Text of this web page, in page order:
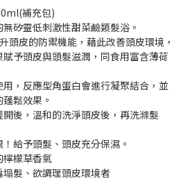
補充包)
矽靈低刺激性甜菜鹼類髮浴。
頭皮的防禦機能，藉此改善頭皮環境，
予頭皮與頭髮滋潤，同食用富含薄荷
，反應型角蛋白會進行凝聚結合，並
鬆效果。
開後，溫和的洗淨頭皮後，再洗滌髮
！給予頭髮、頭皮充分保濕。
檸檬草香氣
塌髮、欲調理頭皮環境者